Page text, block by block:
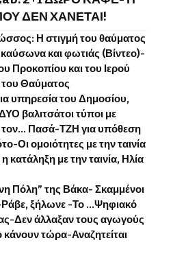
ΔΕΝ ΧΑΝΕΤΑΙ!
Η στιγμή του θαύματος
και φωτιάς (Βίντεο)-
Προκοπίου και του Ιερού
Θαύματος
υπηρεσία του Δημοσίου,
βαλιτσάτοι τύποι με
τον… Πασά-ΤΖΗ για υπόθεση
ομοιότητες με την ταινία
κατάληξη με την ταινία, Ηλία
Πόλη” της Βάκα- Σκαμμένοι
ξήλωνε -Το …Ψηφιακό
Δεν άλλαξαν τους αγωγούς
τώρα-Αναζητείται